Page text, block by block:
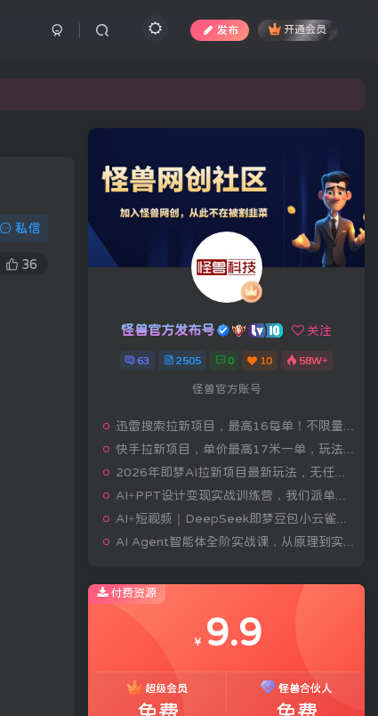
发布 开通会员
私信
36
怪兽官方发布号 关注
63 2505 0 10 58W+
怪兽官方账号
付费资源
￥ 9.9
超级会员 怪兽合伙人